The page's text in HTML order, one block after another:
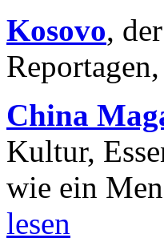
Kosovo,
China
Kultur,
wie ein
lesen